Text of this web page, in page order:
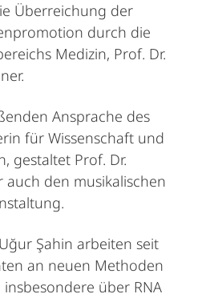
Überreichung der
durch die
Medizin, Prof. Dr.
Ansprache des
für Wissenschaft und
gestaltet Prof. Dr.
auch den musikalischen
Şahin arbeiten seit
an neuen Methoden
über RNA